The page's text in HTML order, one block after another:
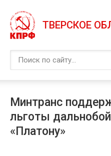
Минтранс
льготы
«Платону»